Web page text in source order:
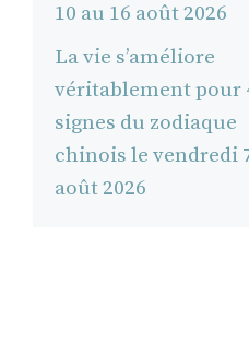
10 au 16 août 2026
La vie s’améliore
véritablement pour
signes du zodiaque
chinois le vendredi
août 2026